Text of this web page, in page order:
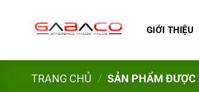
GIỚI THIỆU
TRANG CHỦ / SẢN PHẨM ĐƯỢC